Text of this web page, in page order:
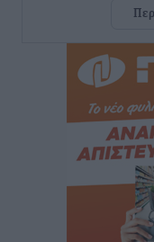
Το εκλογικό
Τοπικές Ειδήσεις
ΦΟΔΣΑ Νοτίου
θεσμική